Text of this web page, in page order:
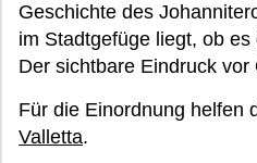
Geschichte des
im Stadtgefüge liegt, ob
Der sichtbare Eindruck
Für die Einordnung helfen
Valletta.